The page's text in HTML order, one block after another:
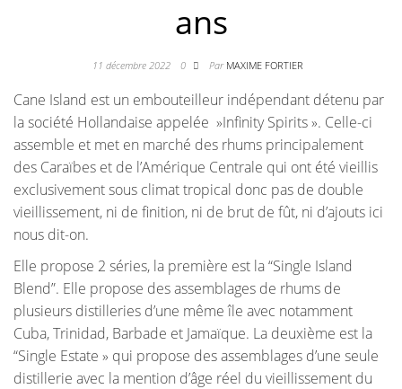
ans
11 décembre 2022 0 Par MAXIME FORTIER
Cane Island est un embouteilleur indépendant détenu par
la société Hollandaise appelée »Infinity Spirits ». Celle-ci
assemble et met en marché des rhums principalement
des Caraïbes et de l’Amérique Centrale qui ont été vieillis
exclusivement sous climat tropical donc pas de double
vieillissement, ni de finition, ni de brut de fût, ni d’ajouts ici
nous dit-on.
Elle propose 2 séries, la première est la “Single Island
Blend”. Elle propose des assemblages de rhums de
plusieurs distilleries d’une même île avec notamment
Cuba, Trinidad, Barbade et Jamaïque. La deuxième est la
“Single Estate » qui propose des assemblages d’une seule
distillerie avec la mention d’âge réel du vieillissement du